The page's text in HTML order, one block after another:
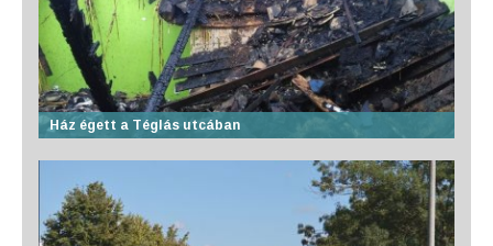
Ház égett a Téglás utcában